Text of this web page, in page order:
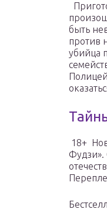
быть
против
убийца
18+